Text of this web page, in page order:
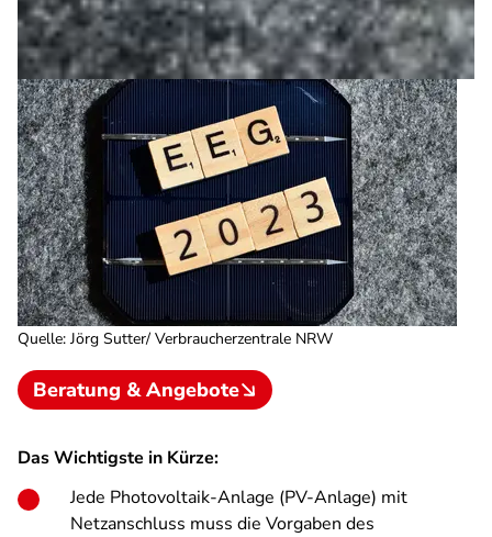
Quelle: Jörg Sutter/ Verbraucherzentrale NRW
Beratung & Angebote
Das Wichtigste in Kürze:
Jede Photovoltaik-Anlage (PV-Anlage) mit
Netzanschluss muss die Vorgaben des